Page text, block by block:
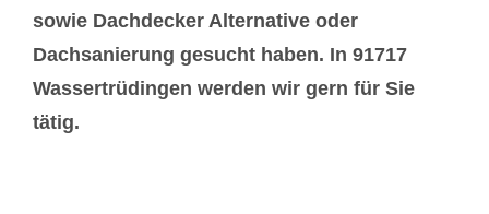
sowie Dachdecker Alternative oder
Dachsanierung gesucht haben. In 91717
Wassertrüdingen werden wir gern für Sie
tätig.